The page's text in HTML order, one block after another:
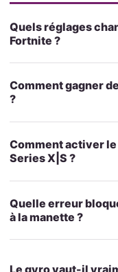
Quels réglages
Fortnite ?
Comment gagner
?
Comment activer le
Series X|S ?
Quelle erreur
à la manette ?
Le gyro vaut-il